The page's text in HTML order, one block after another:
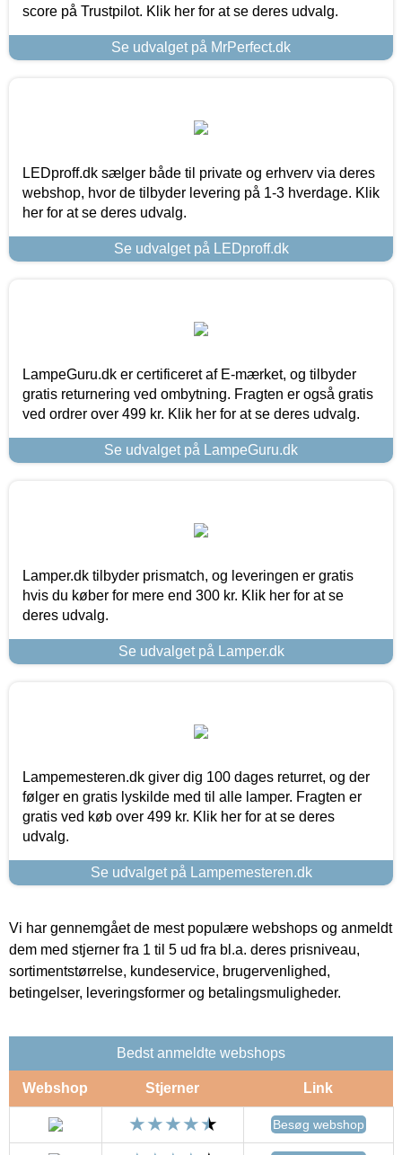
score på Trustpilot. Klik her for at se deres udvalg.
Se udvalget på MrPerfect.dk
LEDproff.dk sælger både til private og erhverv via deres
webshop, hvor de tilbyder levering på 1-3 hverdage. Klik
her for at se deres udvalg.
Se udvalget på LEDproff.dk
LampeGuru.dk er certificeret af E-mærket, og tilbyder
gratis returnering ved ombytning. Fragten er også gratis
ved ordrer over 499 kr. Klik her for at se deres udvalg.
Se udvalget på LampeGuru.dk
Lamper.dk tilbyder prismatch, og leveringen er gratis
hvis du køber for mere end 300 kr. Klik her for at se
deres udvalg.
Se udvalget på Lamper.dk
Lampemesteren.dk giver dig 100 dages returret, og der
følger en gratis lyskilde med til alle lamper. Fragten er
gratis ved køb over 499 kr. Klik her for at se deres
udvalg.
Se udvalget på Lampemesteren.dk
Vi har gennemgået de mest populære webshops og anmeldt
dem med stjerner fra 1 til 5 ud fra bl.a. deres prisniveau,
sortimentstørrelse, kundeservice, brugervenlighed,
betingelser, leveringsformer og betalingsmuligheder.
Bedst anmeldte webshops
Webshop Stjerner Link
Besøg webshop